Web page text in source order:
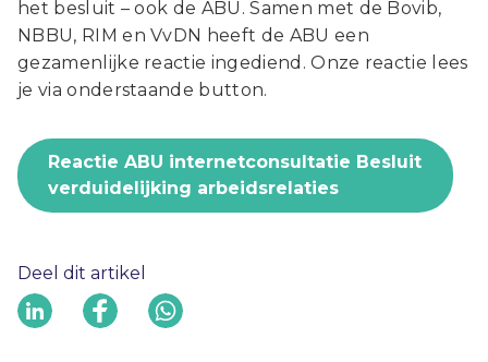
het besluit – ook de ABU. Samen met de Bovib,
NBBU, RIM en VvDN heeft de ABU een
gezamenlijke reactie ingediend. Onze reactie lees
je via onderstaande button.
Reactie ABU internetconsultatie Besluit
verduidelijking arbeidsrelaties
Deel dit artikel